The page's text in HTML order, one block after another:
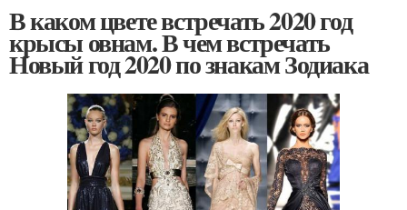
В каком цвете встречать 2020 год
крысы овнам. В чем встречать
Новый год 2020 по знакам Зодиака